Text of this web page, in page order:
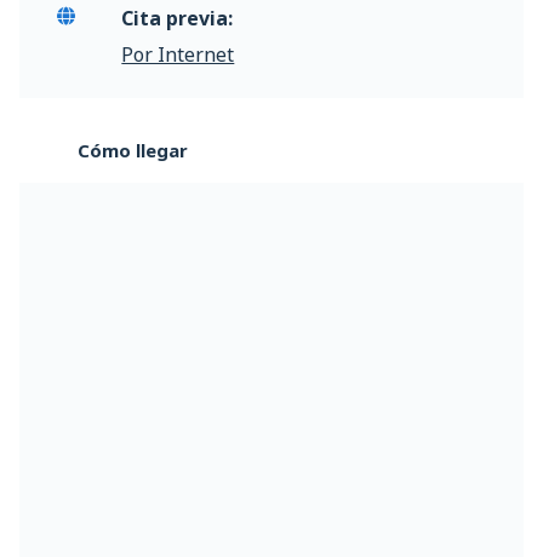
Cita previa:
Por Internet
Cómo llegar